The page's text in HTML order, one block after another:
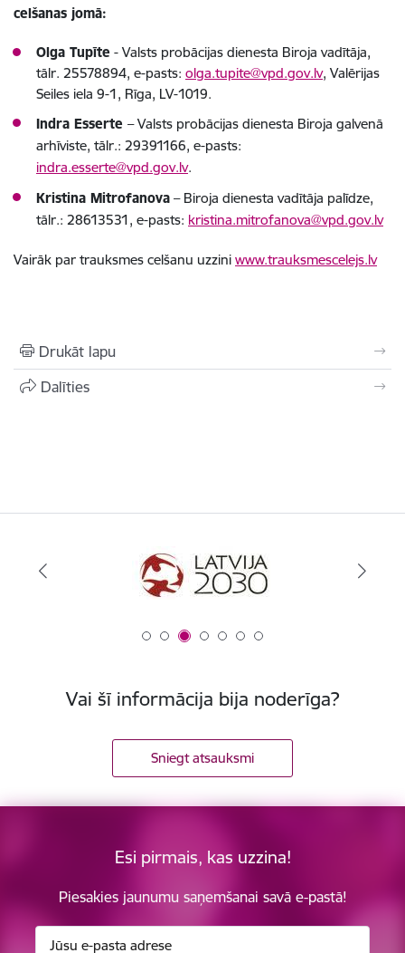
celšanas jomā:
Olga Tupīte - Valsts probācijas dienesta Biroja vadītāja,
tālr. 25578894, e-pasts: olga.tupite@vpd.gov.lv, Valērijas
Seiles iela 9-1, Rīga, LV-1019.
Indra Esserte –Valsts probācijas dienesta Biroja galvenā
arhīviste, tālr.: 29391166, e-pasts:
indra.esserte@vpd.gov.lv.
Kristina Mitrofanova – Biroja dienesta vadītāja palīdze,
tālr.: 28613531, e-pasts: kristina.mitrofanova@vpd.gov.lv
Vairāk par trauksmes celšanu uzzini www.trauksmescelejs.lv
Drukāt lapu
Dalīties
Vai šī informācija bija noderīga?
Sniegt atsauksmi
Esi pirmais, kas uzzina!
Piesakies jaunumu saņemšanai savā e-pastā!